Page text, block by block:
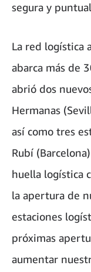
segura y
La red logística
abarca más de
abrió dos
Hermanas
así como tres
Rubí
huella logística
la apertura de
estaciones
próximas
aumentar